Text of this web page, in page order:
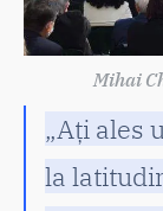
Mihai
„Ați ales
la